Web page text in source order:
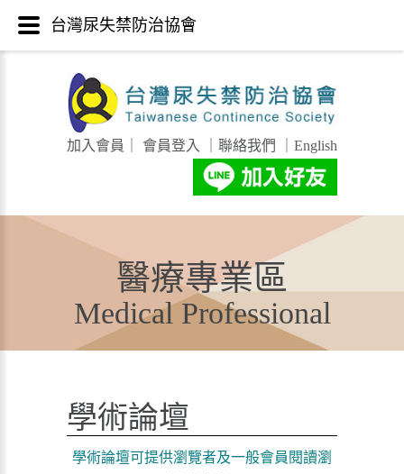
加入會員 會員登入 聯絡我們 English
醫療專業區
Medical Professional
學術論壇
學術論壇可提供瀏覽者及一般會員閱讀瀏
台灣尿失禁防治協會